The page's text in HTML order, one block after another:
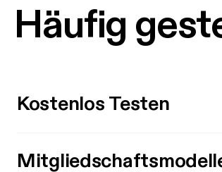
Häufig
Kostenlos Testen